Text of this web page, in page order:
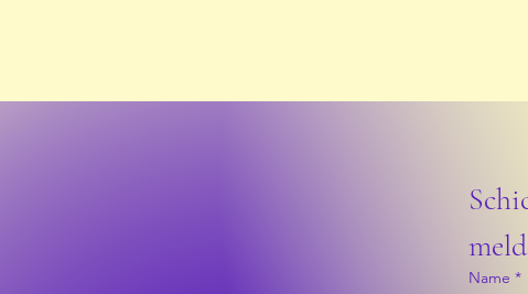
Name *